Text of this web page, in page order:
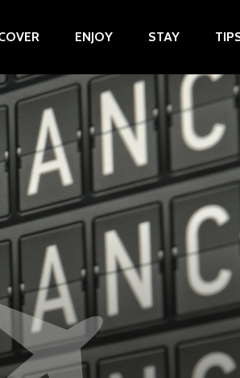
ENJOY STAY